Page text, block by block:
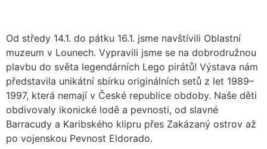
Od středy 14.1. do pátku 16.1. jsme navštívili Oblastní
muzeum v Lounech. Vypravili jsme se na dobrodružnou
plavbu do světa legendárních Lego pirátů! Výstava nám
představila unikátní sbírku originálních setů z let 1989–
1997, která nemají v České republice obdoby. Naše děti
obdivovaly ikonické lodě a pevnosti, od slavné
Barracudy a Karibského klipru přes Zakázaný ostrov až
po vojenskou Pevnost Eldorado.